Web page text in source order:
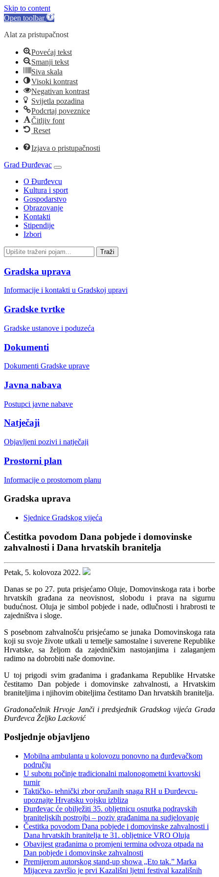
Skip to content
Open toolbar
Alat za pristupačnost
Povećaj tekst
Smanji tekst
Siva skala
Visoki kontrast
Negativan kontrast
Svijetla pozadina
Podcrtaj poveznice
Čitljiv font
Reset
Izjava o pristupačnosti
Grad Đurđevac
O Đurđevcu
Kultura i sport
Gospodarstvo
Obrazovanje
Kontakti
Stipendije
Izbori
Gradska uprava
Informacije i kontakti u Gradskoj upravi
Gradske tvrtke
Gradske ustanove i poduzeća
Dokumenti
Dokumenti Gradske uprave
Javna nabava
Postupci javne nabave
Natječaji
Objavljeni pozivi i natječaji
Prostorni plan
Informacije o prostornom planu
Gradska uprava
Sjednice Gradskog vijeća
Čestitka povodom Dana pobjede i domovinske
zahvalnosti i Dana hrvatskih branitelja
Petak, 5. kolovoza 2022.
Danas se po 27. puta prisjećamo Oluje, Domovinskoga rata i borbe
hrvatskih građana za neovisnost, slobodu i prava na sigurnu
budućnost. Oluja je simbol pobjede i nade, odlučnosti i hrabrosti te
zajedništva i sloge.
S posebnom zahvalnošću prisjećamo se junaka Domovinskoga rata
koji su svoje živote utkali u temelje samostalne i suverene Republike
Hrvatske, sa željom da zajedničkim nastojanjima i zalaganjem
radimo na dobrobiti naše domovine.
U toj prigodi svim građanima i građankama Republike Hrvatske
čestitamo Dan pobjede i domovinske zahvalnosti, a Hrvatskim
braniteljima i njihovim obiteljima čestitamo Dan hrvatskih branitelja.
Gradonačelnik Hrvoje Janči ipredsjednik Gradskog vijeća Grada
Đurđevca Željko Lacković
Posljednje objavljeno
Mobilna ambulanta u kolovozu ponovno na đurđevačkom
području
U subotu počinje tradicionalni malonogometni kvartovski
turnir
Taktičko- tehnički zbor oružanih snaga RH u Đurđevcu-
upoznajte Hrvatsku vojsku izbliza
Đurđevac će obilježiti 35. obljetnicu osnutka podravskih
braniteljskih postrojbi – poziv građanima na sudjelovanje
Čestitka povodom Dana pobjede i domovinske zahvalnosti i
Dana hrvatskih branitelja te 31. obljetnice VRO Oluja
Obavijest građanima o promjeni termina odvoza otpada na
Dan pobjede i domovinske zahvalnosti
Premijerom autorskog stand-up showa „Eto tak.” Marka
Mijaceva završio je prvi Kazališni ljetni festival kazališnih